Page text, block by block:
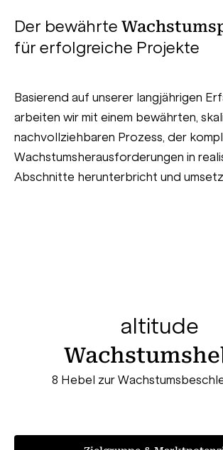
Der bewährte
für erfolgreiche Projekte
Basierend auf unserer langjährigen
arbeiten wir mit einem bewährten,
nachvollziehbaren Prozess, der
Wachstumsherausforderungen in
Abschnitte herunterbricht und
altitude
8 Hebel zur